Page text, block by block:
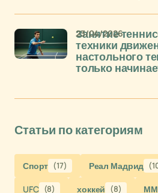
Занятие
техники
настольного
только
23/04/2026
Статьи по категориям
Спорт (17) Реал Мадрид
UFC (8) хоккей (8)